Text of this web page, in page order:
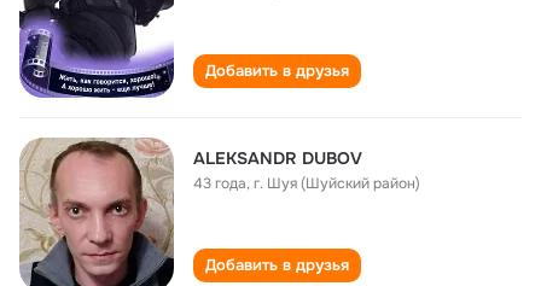
Добавить в друзья
ALEKSANDR DUBOV
43 года,г. Шуя (Шуйский район)
Добавить в друзья